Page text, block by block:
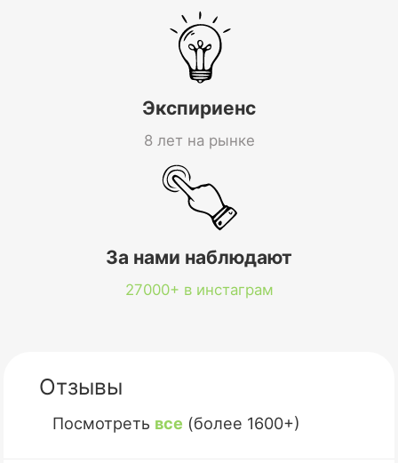
Экспириенс
8 лет на рынке
За нами наблюдают
27000+ в инстаграм
Отзывы
Посмотреть все (более 1600+)